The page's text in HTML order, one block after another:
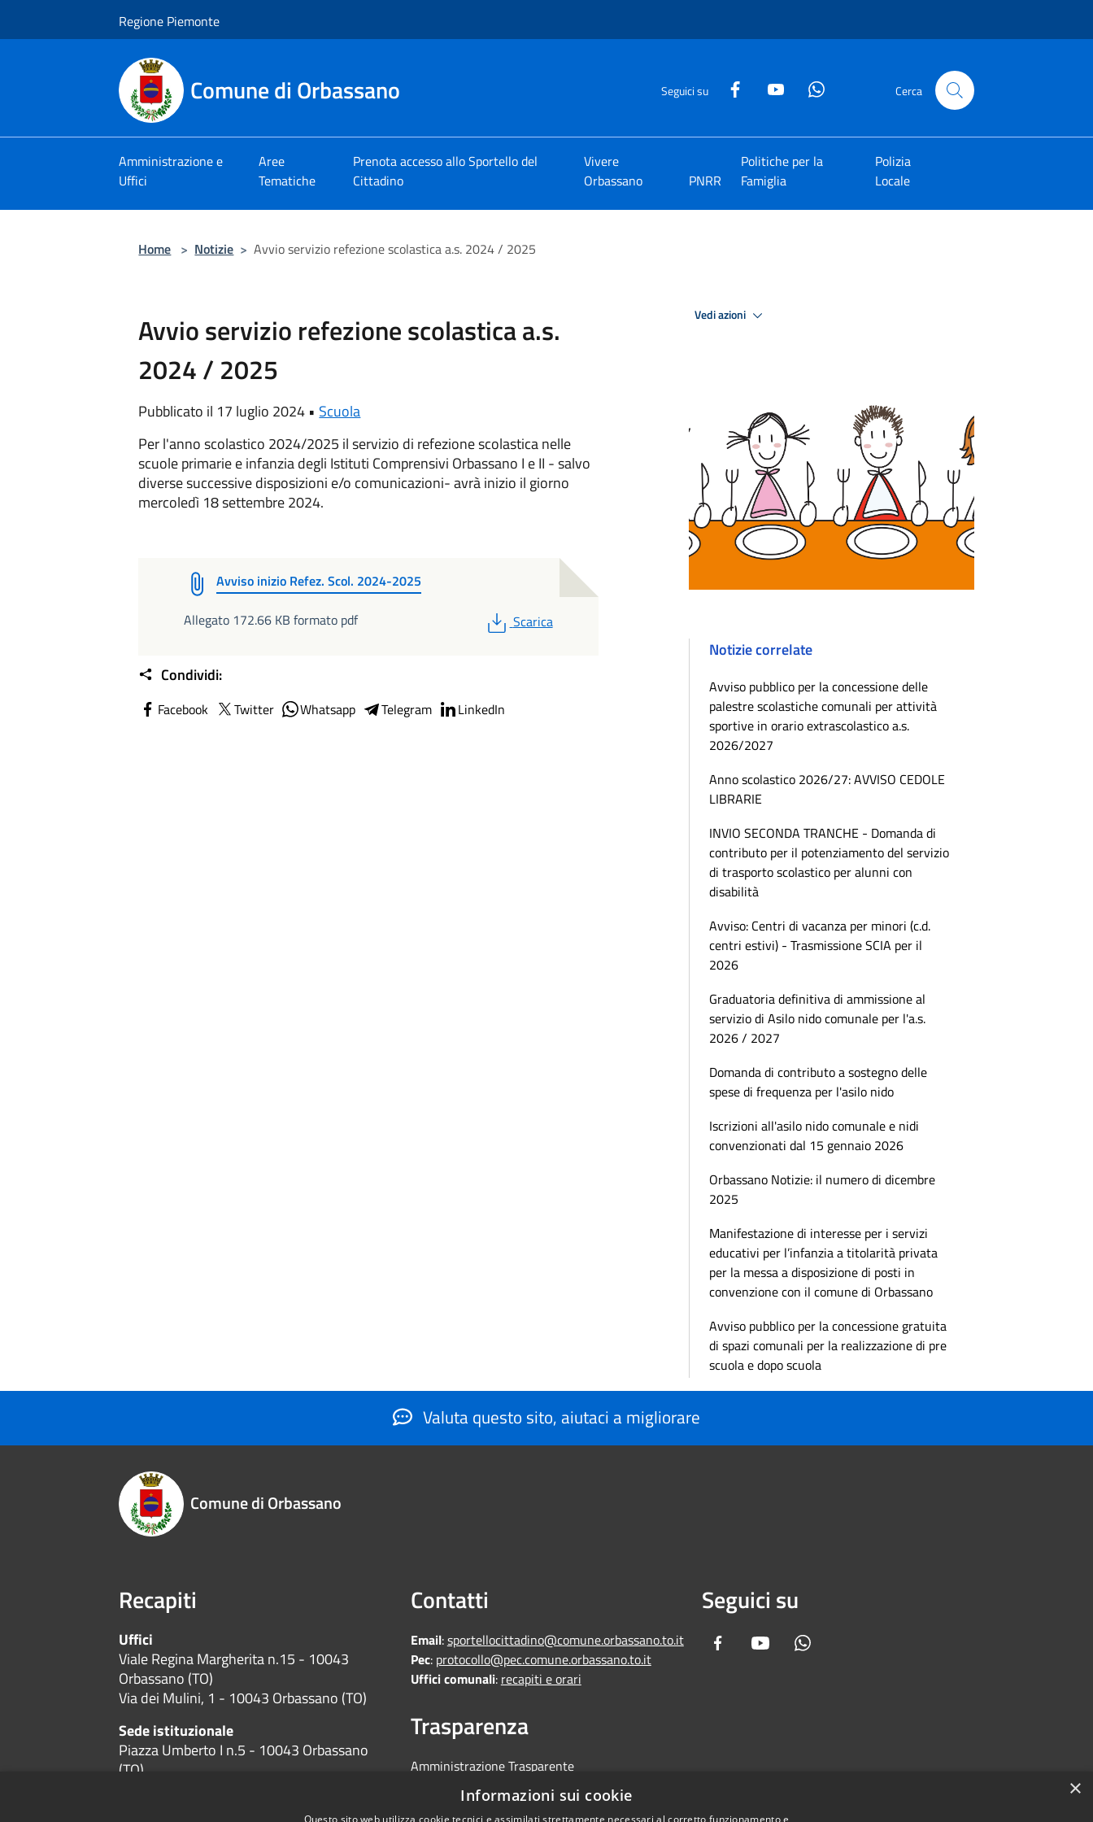
Regione Piemonte
Comune di Orbassano Seguici su Cerca
Amministrazione e
Uffici
Aree
Tematiche
Prenota accesso allo Sportello del
Cittadino
Vivere
Orbassano
PNRR
Politiche per la
Famiglia
Polizia
Locale
Home > Notizie > Avvio servizio refezione scolastica a.s. 2024 / 2025
Avvio servizio refezione scolastica a.s.
2024 / 2025
Pubblicato il 17 luglio 2024 • Scuola
Per l'anno scolastico 2024/2025 il servizio di refezione scolastica nelle
scuole primarie e infanzia degli Istituti Comprensivi Orbassano I e II - salvo
diverse successive disposizioni e/o comunicazioni- avrà inizio il giorno
mercoledì 18 settembre 2024.
Avviso inizio Refez. Scol. 2024-2025
Allegato 172.66 KB formato pdf
PDF
Scarica
Condividi:
Facebook Twitter Whatsapp Telegram LinkedIn
Vedi azioni
Notizie correlate
Avviso pubblico per la concessione delle
palestre scolastiche comunali per attività
sportive in orario extrascolastico a.s.
2026/2027
Anno scolastico 2026/27: AVVISO CEDOLE
LIBRARIE
INVIO SECONDA TRANCHE - Domanda di
contributo per il potenziamento del servizio
di trasporto scolastico per alunni con
disabilità
Avviso: Centri di vacanza per minori (c.d.
centri estivi) - Trasmissione SCIA per il
2026
Graduatoria definitiva di ammissione al
servizio di Asilo nido comunale per l'a.s.
2026 / 2027
Domanda di contributo a sostegno delle
spese di frequenza per l'asilo nido
Iscrizioni all'asilo nido comunale e nidi
convenzionati dal 15 gennaio 2026
Orbassano Notizie: il numero di dicembre
2025
Manifestazione di interesse per i servizi
educativi per l’infanzia a titolarità privata
per la messa a disposizione di posti in
convenzione con il comune di Orbassano
Avviso pubblico per la concessione gratuita
di spazi comunali per la realizzazione di pre
scuola e dopo scuola
Valuta questo sito, aiutaci a migliorare
Comune di Orbassano
Recapiti
Uffici
Viale Regina Margherita n.15 - 10043
Orbassano (TO)
Via dei Mulini, 1 - 10043 Orbassano (TO)
Sede istituzionale
Piazza Umberto I n.5 - 10043 Orbassano
(TO)
Contatti
Email:sportellocittadino@comune.orbassano.to.it
Pec: protocollo@pec.comune.orbassano.to.it
Uffici comunali: recapiti e orari
Trasparenza
Amministrazione Trasparente
Informative Privacy
Area riservata
Seguici su
Facebook Youtube
×
Informazioni sui cookie
Questo sito web utilizza cookie tecnici e assimilati strettamente necessari al corretto funzionamento e